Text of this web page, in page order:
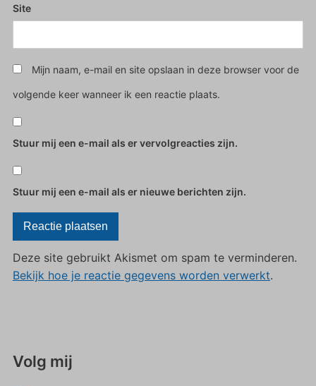
Site
Mijn naam, e-mail en site opslaan in deze browser voor de
volgende keer wanneer ik een reactie plaats.
Stuur mij een e-mail als er vervolgreacties zijn.
Stuur mij een e-mail als er nieuwe berichten zijn.
Deze site gebruikt Akismet om spam te verminderen.
Bekijk hoe je reactie gegevens worden verwerkt.
Volg mij